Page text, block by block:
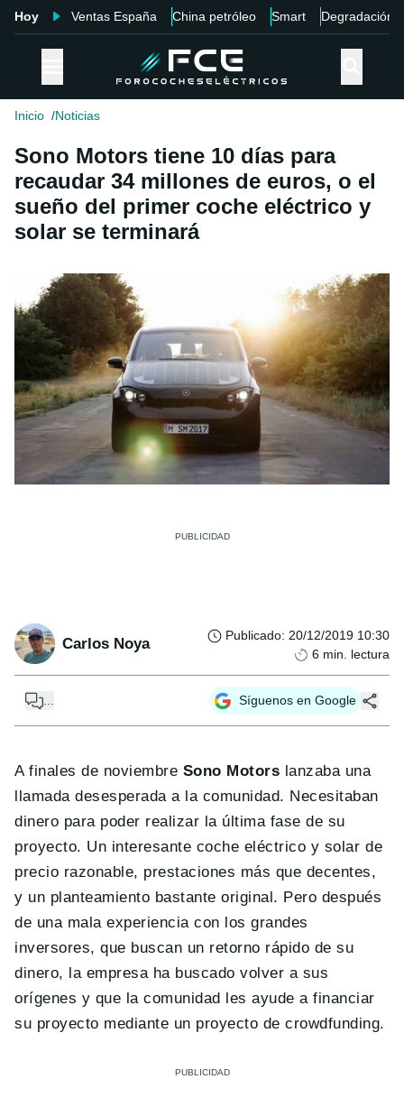
Hoy Ventas España China petróleo Smart Degradación
Inicio Noticias
Sono Motors tiene 10 días para
recaudar 34 millones de euros, o el
sueño del primer coche eléctrico y
solar se terminará
Carlos Noya Publicado: 20/12/2019 10:30
6 min. lectura
... Síguenos en Google
A finales de noviembre Sono Motors lanzaba una
llamada desesperada a la comunidad. Necesitaban
dinero para poder realizar la última fase de su
proyecto. Un interesante coche eléctrico y solar de
precio razonable, prestaciones más que decentes,
y un planteamiento bastante original. Pero después
de una mala experiencia con los grandes
inversores, que buscan un retorno rápido de su
dinero, la empresa ha buscado volver a sus
orígenes y que la comunidad les ayude a financiar
su proyecto mediante un proyecto de crowdfunding.